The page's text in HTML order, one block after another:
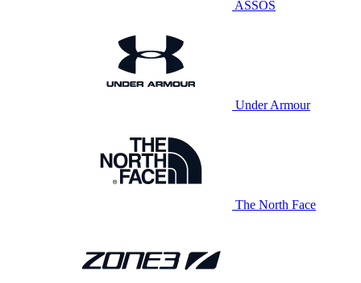
ASSOS
Under Armour
The North Face